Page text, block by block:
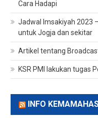
Cara Hadapi
Jadwal Imsakiyah 2023
untuk Jogja dan sekitar
Artikel tentang
KSR PMI lakukan tugas
INFO